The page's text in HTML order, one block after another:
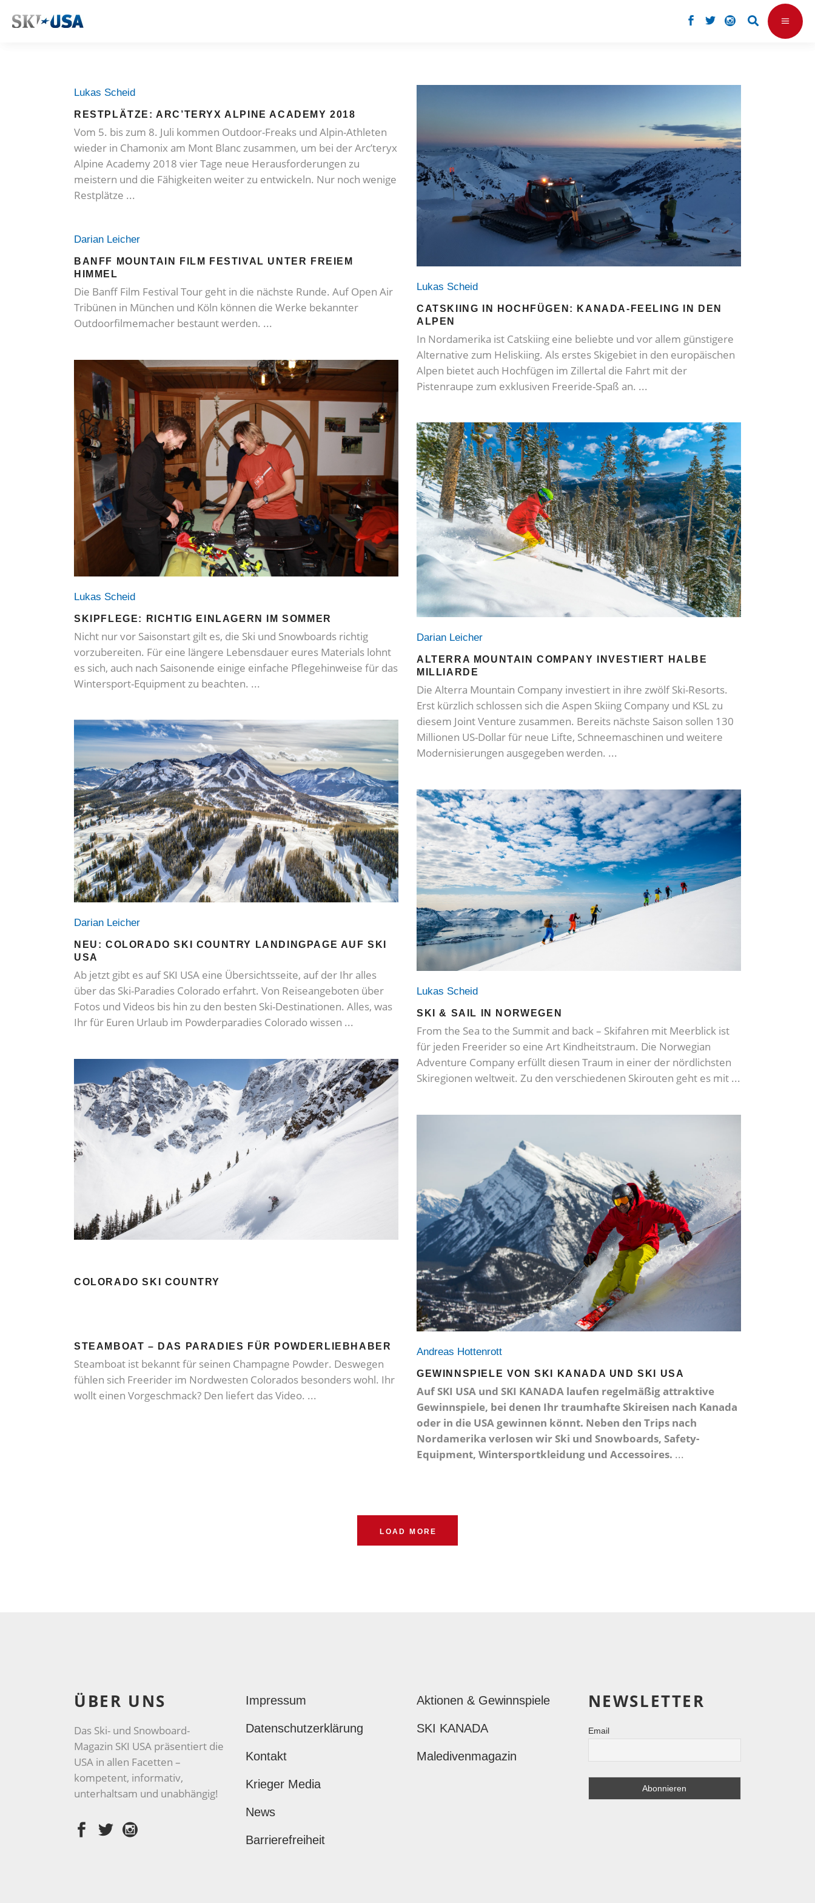
Lukas Scheid
RESTPLÄTZE: ARC’TERYX ALPINE ACADEMY 2018
Vom 5. bis zum 8. Juli kommen Outdoor-Freaks und Alpin-Athleten
wieder in Chamonix am Mont Blanc zusammen, um bei der Arc’teryx
Alpine Academy 2018 vier Tage neue Herausforderungen zu
meistern und die Fähigkeiten weiter zu entwickeln. Nur noch wenige
Restplätze
Lukas Scheid
CATSKIING IN HOCHFÜGEN: KANADA-FEELING IN DEN
ALPEN
In Nordamerika ist Catskiing eine beliebte und vor allem günstigere
Alternative zum Heliskiing. Als erstes Skigebiet in den europäischen
Alpen bietet auch Hochfügen im Zillertal die Fahrt mit der
Pistenraupe zum exklusiven Freeride-Spaß an.
Darian Leicher
BANFF MOUNTAIN FILM FESTIVAL UNTER FREIEM
HIMMEL
Die Banff Film Festival Tour geht in die nächste Runde. Auf Open Air
Tribünen in München und Köln können die Werke bekannter
Outdoorfilmemacher bestaunt werden.
Lukas Scheid
SKIPFLEGE: RICHTIG EINLAGERN IM SOMMER
Nicht nur vor Saisonstart gilt es, die Ski und Snowboards richtig
vorzubereiten. Für eine längere Lebensdauer eures Materials lohnt
es sich, auch nach Saisonende einige einfache Pflegehinweise für das
Wintersport-Equipment zu beachten.
Darian Leicher
ALTERRA MOUNTAIN COMPANY INVESTIERT HALBE
MILLIARDE
Die Alterra Mountain Company investiert in ihre zwölf Ski-Resorts.
Erst kürzlich schlossen sich die Aspen Skiing Company und KSL zu
diesem Joint Venture zusammen. Bereits nächste Saison sollen 130
Millionen US-Dollar für neue Lifte, Schneemaschinen und weitere
Modernisierungen ausgegeben werden.
Darian Leicher
NEU: COLORADO SKI COUNTRY LANDINGPAGE AUF SKI
USA
Ab jetzt gibt es auf SKI USA eine Übersichtsseite, auf der Ihr alles
über das Ski-Paradies Colorado erfahrt. Von Reiseangeboten über
Fotos und Videos bis hin zu den besten Ski-Destinationen. Alles, was
Ihr für Euren Urlaub im Powderparadies Colorado wissen
Lukas Scheid
SKI & SAIL IN NORWEGEN
From the Sea to the Summit and back – Skifahren mit Meerblick ist
für jeden Freerider so eine Art Kindheitstraum. Die Norwegian
Adventure Company erfüllt diesen Traum in einer der nördlichsten
Skiregionen weltweit. Zu den verschiedenen Skirouten geht es mit
COLORADO SKI COUNTRY
Andreas Hottenrott
GEWINNSPIELE VON SKI KANADA UND SKI USA
Auf SKI USA und SKI KANADA laufen regelmäßig attraktive
Gewinnspiele, bei denen Ihr traumhafte Skireisen nach Kanada
oder in die USA gewinnen könnt. Neben den Trips nach
Nordamerika verlosen wir Ski und Snowboards, Safety-
Equipment, Wintersportkleidung und Accessoires.
STEAMBOAT – DAS PARADIES FÜR POWDERLIEBHABER
Steamboat ist bekannt für seinen Champagne Powder. Deswegen
fühlen sich Freerider im Nordwesten Colorados besonders wohl. Ihr
wollt einen Vorgeschmack? Den liefert das Video.
LOAD MORE
ÜBER UNS
Das Ski- und Snowboard-
Magazin SKI USA präsentiert die
USA in allen Facetten –
kompetent, informativ,
unterhaltsam und unabhängig!
Impressum
Datenschutzerklärung
Kontakt
Krieger Media
News
Barrierefreiheit
Aktionen & Gewinnspiele
SKI KANADA
Maledivenmagazin
NEWSLETTER
Email